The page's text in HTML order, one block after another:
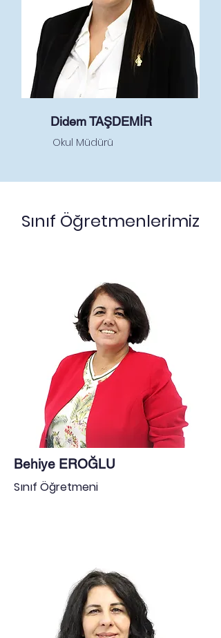
Didem TAŞDEMİR
Okul Müdürü
Sınıf Öğretmenlerimiz
Behiye EROĞLU
Sınıf Öğretmeni